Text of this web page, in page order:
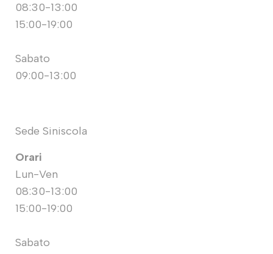
08:30-13:00
15:00-19:00
Sabato
09:00-13:00
Sede Siniscola
Orari
Lun-Ven
08:30-13:00
15:00-19:00
Sabato